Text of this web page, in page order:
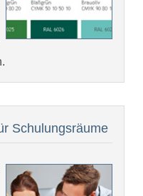
Schulungsräume